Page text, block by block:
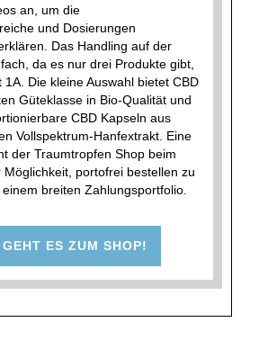
an, um die
und Dosierungen
Das Handling auf der
da es nur drei Produkte gibt,
1A. Die kleine Auswahl bietet CBD
Güteklasse in Bio-Qualität und
CBD Kapseln aus
Vollspektrum-Hanfextrakt. Eine
der Traumtropfen Shop beim
Möglichkeit, portofrei bestellen zu
breiten Zahlungsportfolio.
GEHT ES ZUM SHOP!